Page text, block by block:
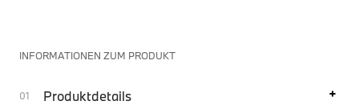
INFORMATIONEN ZUM PRODUKT
Produktdetails